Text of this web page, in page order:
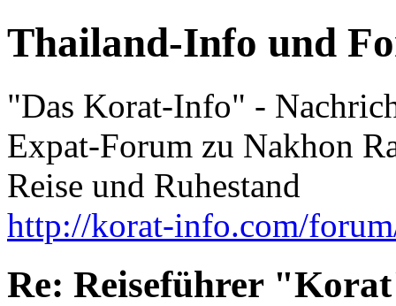
Thailand-Info und
"Das Korat-Info" -
Expat-Forum zu Nakhon
Reise und Ruhestand
http://korat-info.com/
Re: Reiseführer